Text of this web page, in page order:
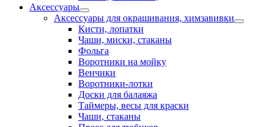
Аксессуары
Аксессуары для окрашивания, химзавивки
Кисти, лопатки
Чаши, миски, стаканы
Фольга
Воротники на мойку
Венчики
Воротники-лотки
Доски для балаяжа
Таймеры, весы для краски
Чаши, стаканы